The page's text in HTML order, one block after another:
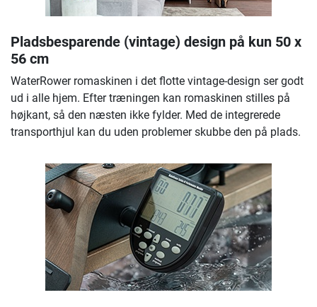
Pladsbesparende (vintage) design på kun 50 x
56 cm
WaterRower romaskinen i det flotte vintage-design ser godt
ud i alle hjem. Efter træningen kan romaskinen stilles på
højkant, så den næsten ikke fylder. Med de integrerede
transporthjul kan du uden problemer skubbe den på plads.